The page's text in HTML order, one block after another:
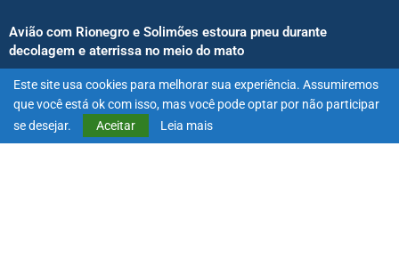
Avião com Rionegro e Solimões estoura pneu durante
decolagem e aterrissa no meio do mato
Senado aprova proibição de atletas e influenciadores em
anúncios de bets
Este site usa cookies para melhorar sua experiência. Assumiremos
que você está ok com isso, mas você pode optar por não participar
se desejar.
Aceitar Leia mais